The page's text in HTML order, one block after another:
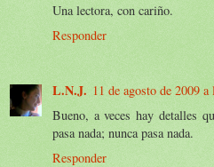
Una lectora, con cariño.
Responder
L.N.J. 11 de agosto de 2009 a
Bueno, a veces hay detalles
pasa nada; nunca pasa nada.
Responder